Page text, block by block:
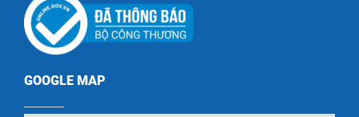
GOOGLE MAP